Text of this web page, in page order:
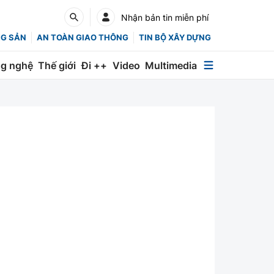
Nhận bản tin miễn phí
SẢN AN TOÀN GIAO THÔNG TIN BỘ XÂY DỰNG
nghệ Thế giới Đi ++ Video Multimedia